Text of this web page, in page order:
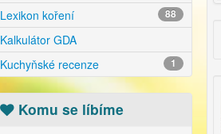
Lexikon koření 88
Kalkulátor GDA
Kuchyňské recenze
1
Komu se líbíme